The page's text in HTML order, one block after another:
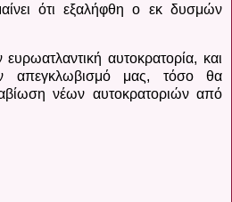
ότι εξαλήφθη ο εκ δυσμών
αυτοκρατορία, και
απεγκλωβισμό μας, τόσο θα
νέων αυτοκρατοριών από